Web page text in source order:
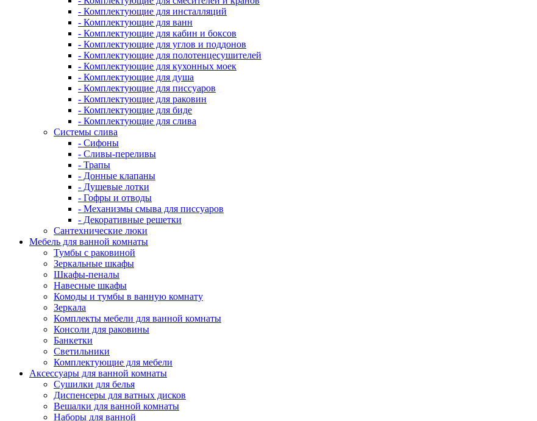
- Комплектующие для инсталляций
- Комплектующие для ванн
- Комплектующие для кабин и боксов
- Комплектующие для углов и поддонов
- Комплектующие для полотенцесушителей
- Комплектующие для кухонных моек
- Комплектующие для душа
- Комплектующие для писсуаров
- Комплектующие для раковин
- Комплектующие для биде
- Комплектующие для слива
Системы слива
- Сифоны
- Сливы-переливы
- Трапы
- Донные клапаны
- Душевые лотки
- Гофры и отводы
- Механизмы смыва для писсуаров
- Декоративные решетки
Сантехнические люки
Мебель для ванной комнаты
Тумбы с раковиной
Зеркальные шкафы
Шкафы-пеналы
Навесные шкафы
Комоды и тумбы в ванную комнату
Зеркала
Комплекты мебели для ванной комнаты
Консоли для раковины
Банкетки
Светильники
Комплектующие для мебели
Аксессуары для ванной комнаты
Сушилки для белья
Диспенсеры для ватных дисков
Вешалки для ванной комнаты
Наборы для ванной